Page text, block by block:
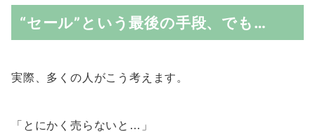
“セール”という最後の手段、でも…
実際、多くの人がこう考えます。
「とにかく売らないと…」